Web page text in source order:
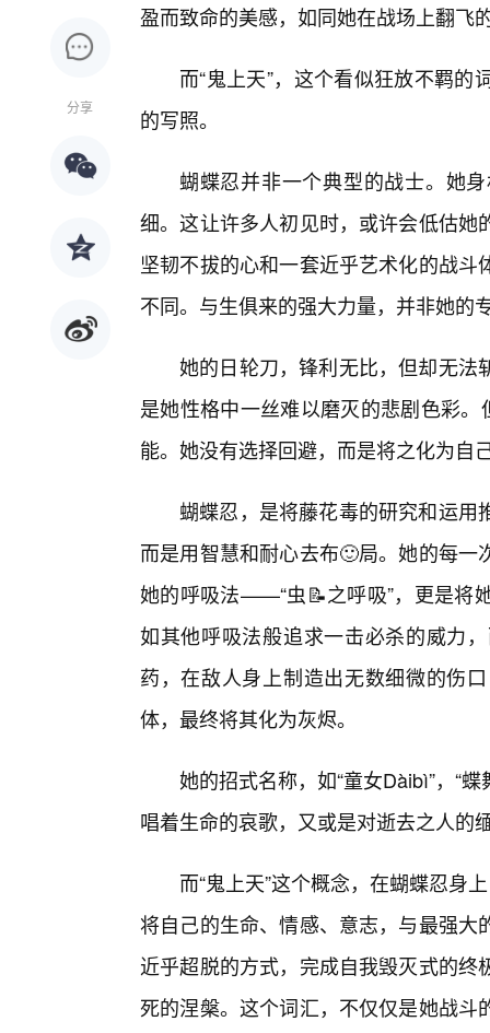
分享
盈而致命的美感，如同她在战场上翻飞
而“鬼上天”，这个看似狂放不羁
的写照。
蝴蝶忍并非一个典型的战士。她
细。这让许多人初见时，或许会低估
坚韧不拔的心和一套近乎艺术化的战
不同。与生俱来的强大力量，并非她的
她的日轮刀，锋利无比，但却无法
是她性格中一丝难以磨灭的悲剧色彩
能。她没有选择回避，而是将之化为
蝴蝶忍，是将藤花毒的研究和运
而是用智慧和耐心去布🙂局。她的每
她的呼吸法——“虫📝之呼吸”，更是将
如其他呼吸法般追求一击必杀的威力
药，在敌人身上制造出无数细微的伤
体，最终将其化为灰烬。
她的招式名称，如“童女Dàibì”，“
唱着生命的哀歌，又或是对逝去之人的
而“鬼上天”这个概念，在蝴蝶忍身
将自己的生命、情感、意志，与最强
近乎超脱的方式，完成自我毁灭式的
死的涅槃。这个词汇，不仅仅是她战